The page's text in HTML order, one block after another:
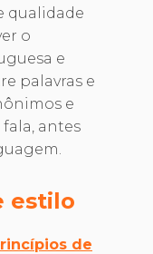
qualidade
o
e
palavras e
e
antes
estilo
de